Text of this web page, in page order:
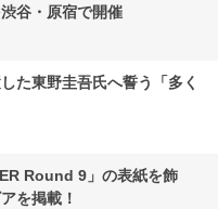
谷・原宿で開催
た東野圭吾氏へ誓う「多く
Round 9」の表紙を飾
を掲載！